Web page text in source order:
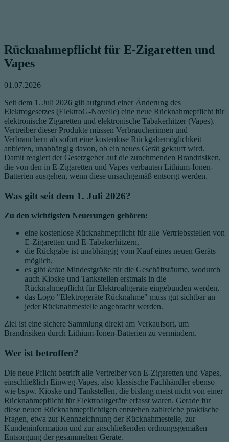
Rücknahmepflicht für E-Zigaretten und
Vapes
01.07.2026
Seit dem 1. Juli 2026 gilt aufgrund einer Änderung des
Elektrogesetzes (ElektroG-Novelle) eine neue Rücknahmepflicht für
elektronische Zigaretten und elektronische Tabakerhitzer (Vapes).
Vertreiber dieser Produkte müssen Verbraucherinnen und
Verbrauchern ab sofort eine kostenlose Rückgabemöglichkeit
anbieten, unabhängig davon, ob ein neues Gerät gekauft wird.
Damit reagiert der Gesetzgeber auf die zunehmenden Brandrisiken,
die von den in E-Zigaretten und Vapes verbauten Lithium-Ionen-
Batterien ausgehen, wenn diese unsachgemäß entsorgt werden.
Was gilt seit dem 1. Juli 2026?
Zu den wichtigsten Neuerungen gehören:
eine kostenlose Rücknahmepflicht für alle Vertriebsstellen von
E-Zigaretten und E-Tabakerhitzern,
die Rückgabe ist unabhängig vom Kauf eines neuen Geräts
möglich,
es gibt keine Mindestgröße für die Geschäftsräume, wodurch
auch Kioske und Tankstellen erstmals in die
Rücknahmepflicht für Elektroaltgeräte eingebunden werden,
das Logo "Elektrogeräte Rücknahme" muss gut sichtbar an
jeder Rücknahmestelle angebracht werden.
Ziel ist eine sichere Sammlung direkt am Verkaufsort, um
Brandrisiken durch Lithium-Ionen-Batterien zu vermindern.
Wer ist betroffen?
Die neue Pflicht betrifft alle Vertreiber von E-Zigaretten und Vapes,
einschließlich Einweg-Vapes, also klassische Fachhändler ebenso
wie bspw. Kioske und Tankstellen, die bislang meist nicht von einer
Rücknahmepflicht für Elektroaltgeräte erfasst waren. Gerade für
diese neuen Rücknahmepflichtigen entstehen zahlreiche praktische
Fragen, etwa zur Kennzeichnung der Rücknahmestelle, zur
Kundeninformation und zur anschließenden ordnungsgemäßen
Entsorgung der gesammelten Geräte.